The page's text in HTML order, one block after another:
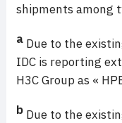
shipments among
a Due to the
IDC is reporting
H3C Group as «
b Due to the